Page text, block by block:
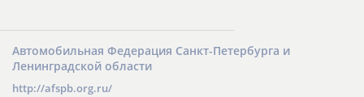
Автомобильная Федерация Санкт-Петербурга и
Ленинградской области
http://afspb.org.ru/